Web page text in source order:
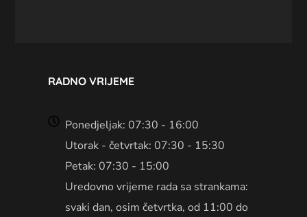
RADNO VRIJEME
Ponedjeljak: 07:30 - 16:00
Utorak - četvrtak: 07:30 - 15:30
Petak: 07:30 - 15:00
Uredovno vrijeme rada sa strankama:
svaki dan, osim četvrtka, od 11:00 do